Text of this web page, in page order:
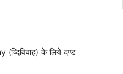
(व्दिविवाह) के लिये दण्ड